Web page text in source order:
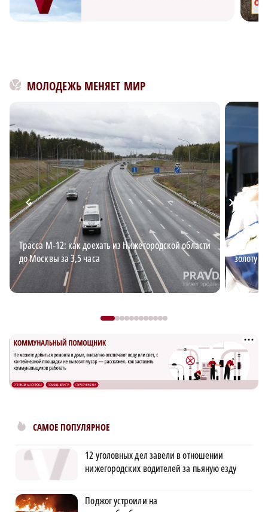
МОЛОДЕЖЬ МЕНЯЕТ МИР
Трасса М‑12: как доехать из Нижегородской области
до Москвы за 3,5 часа
золоту
САМОЕ ПОПУЛЯРНОЕ
12 уголовных дел завели в отношении
нижегородских водителей за пьяную езду
Поджог устроили на